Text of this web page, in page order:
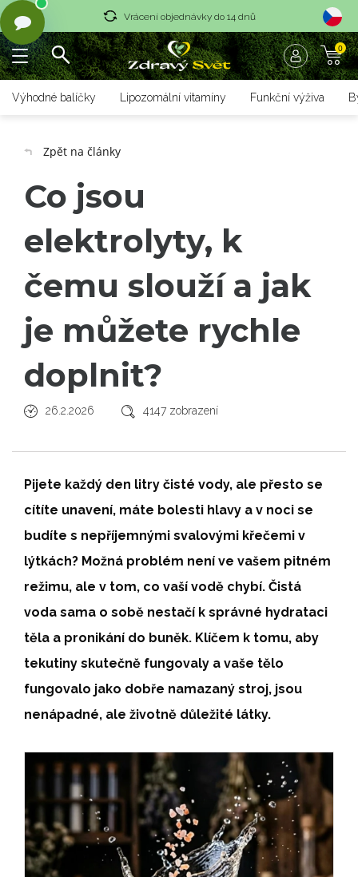
Vrácení objednávky do 14 dnů
Rychlé dodání <36 hodin 0
Výhodné balíčky Lipozomální vitamíny Funkční výživa
Zpět na články
Co jsou
elektrolyty, k
čemu slouží a jak
je můžete rychle
doplnit?
26.2.2026 4147 zobrazení
Pijete každý den litry čisté vody, ale přesto se
cítíte unavení, máte bolesti hlavy a v noci se
budíte s nepříjemnými svalovými křečemi v
lýtkách? Možná problém není ve vašem pitném
režimu, ale v tom, co vaší vodě chybí. Čistá
voda sama o sobě nestačí k správné hydrataci
těla a pronikání do buněk. Klíčem k tomu, aby
tekutiny skutečně fungovaly a vaše tělo
fungovalo jako dobře namazaný stroj, jsou
nenápadné, ale životně důležité látky.